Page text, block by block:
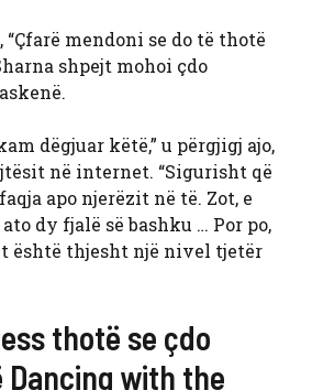
mendoni se do të thotë
shpejt mohoi çdo
dëgjuar këtë,” u përgjigj ajo,
në internet. “Sigurisht që
apo njerëzit në të. Zot, e
dy fjalë së bashku … Por po,
është thjesht një nivel tjetër
thotë se çdo
with the